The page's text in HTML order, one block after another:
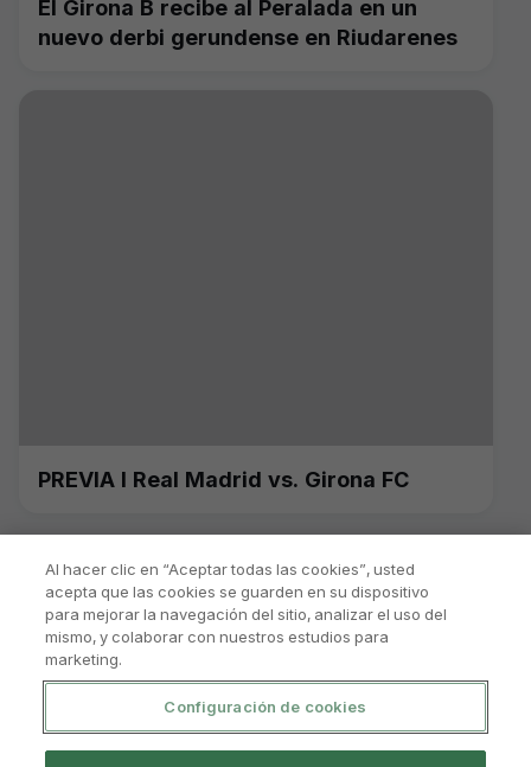
El Girona B recibe al Peralada en un
nuevo derbi gerundense en Riudarenes
PREVIA I Real Madrid vs. Girona FC
Al hacer clic en “Aceptar todas las cookies”, usted
acepta que las cookies se guarden en su dispositivo
para mejorar la navegación del sitio, analizar el uso del
mismo, y colaborar con nuestros estudios para
marketing.
Configuración de cookies